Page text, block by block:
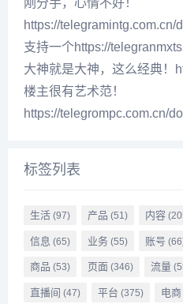
刚分手，心情不好！
https://telegramintg.com.cn/
支持一个https://
大神就是大神，这么经典！
楼主很有艺术范！
https://telegrompc.com.cn/
标签列表
生活(97) 产品 (51) 内容
信息 (65) 业务(55) 账号
商品 (53) 页面 (346) 流量
直播间 (47) 平台 (375) 电商